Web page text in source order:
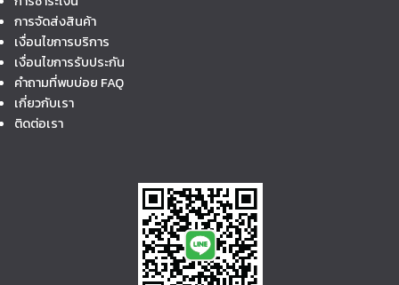
การจัดส่งสินค้า
เงื่อนไขการบริการ
เงื่อนไขการรับประกัน
คำถามที่พบบ่อย FAQ
เกี่ยวกับเรา
ติดต่อเรา